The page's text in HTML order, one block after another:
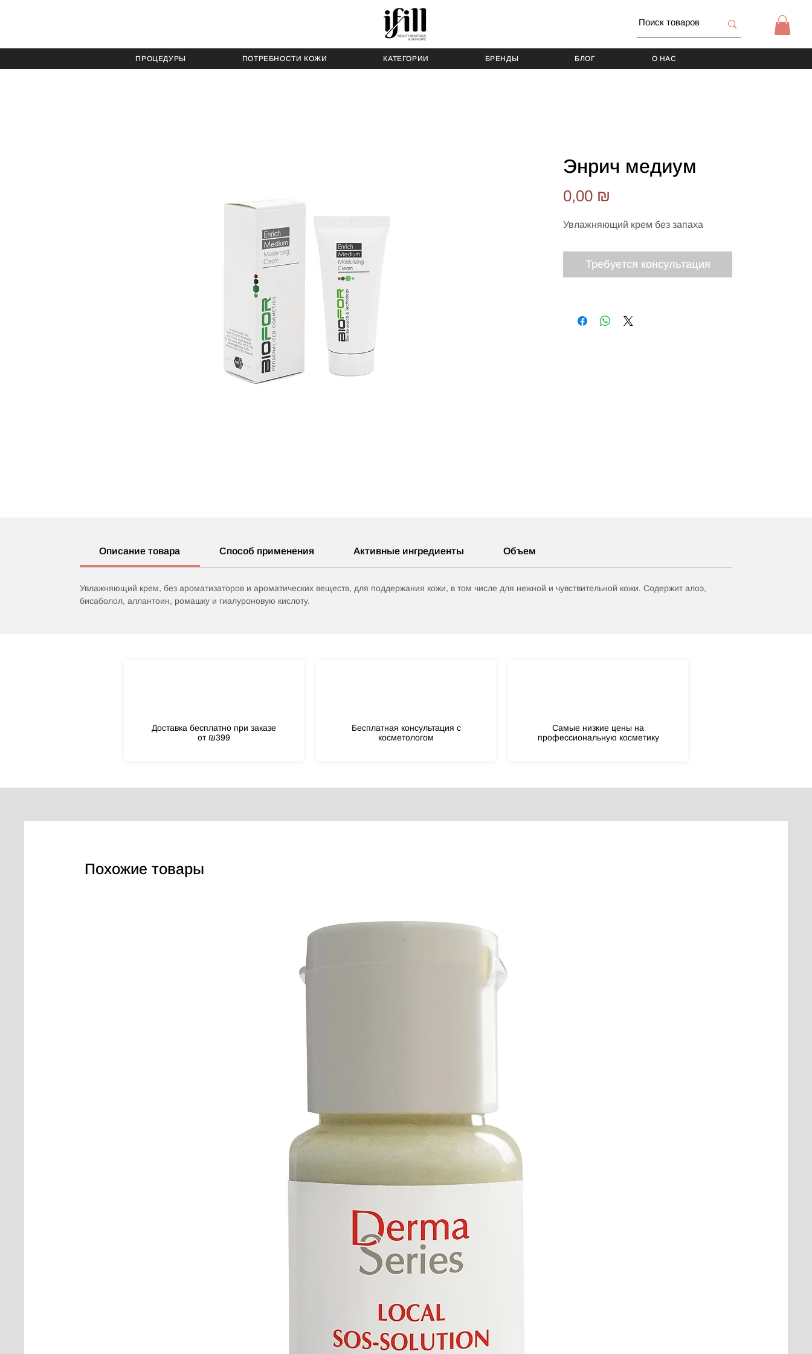
ПРОЦЕДУРЫ ПОТРЕБНОСТИ КОЖИ КАТЕГОРИИ БРЕНДЫ БЛОГ О НАС
Энрич медиум
0,00 ₪
Увлажняющий крем без запаха
Требуется консультация
Описание товара Способ применения Активные ингредиенты Объем
Увлажняющий крем, без ароматизаторов и ароматических веществ, для поддержания кожи, в том числе для нежной и чувствительной кожи. Содержит алоэ,
бисаболол, аллантоин, ромашку и гиалуроновую кислоту.
Доставка бесплатно при заказе
от ₪399
Бесплатная консультация с
косметологом
Самые низкие цены на
профессиональную косметику
Похожие товары